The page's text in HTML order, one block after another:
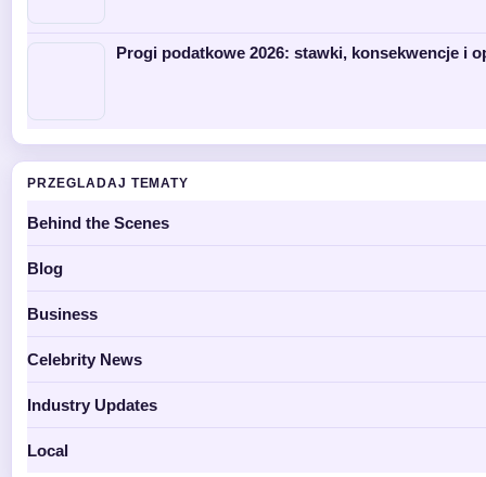
Progi podatkowe 2026: stawki, konsekwencje i
PRZEGLADAJ TEMATY
Behind the Scenes
Blog
Business
Celebrity News
Industry Updates
Local